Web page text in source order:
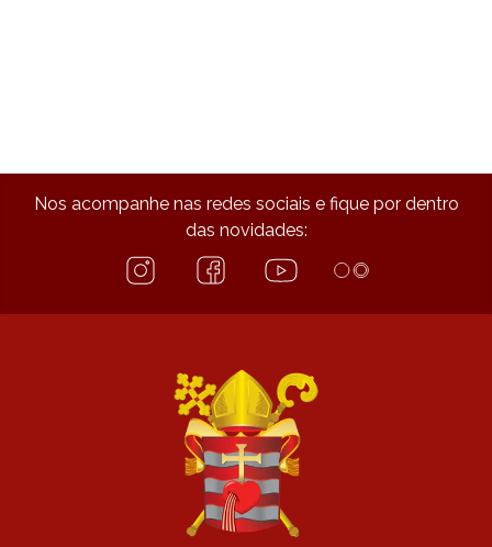
Nos acompanhe nas redes sociais e fique por dentro
das novidades: